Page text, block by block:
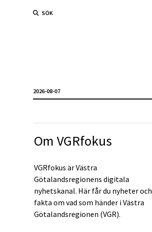
SÖK
2026-08-07
Om VGRfokus
VGRfokus är Västra
Götalandsregionens digitala
nyhetskanal. Här får du nyheter och
fakta om vad som händer i Västra
Götalandsregionen (VGR).